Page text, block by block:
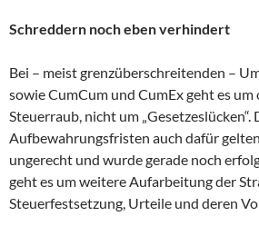
Schreddern noch eben verhindert
Bei – meist grenzüberschreitenden –
sowie CumCum und CumEx geht es
Steuerraub, nicht um „Gesetzeslücken“.
Aufbewahrungsfristen auch dafür
ungerecht und wurde gerade noch
geht es um weitere Aufarbeitung der
Steuerfestsetzung, Urteile und deren